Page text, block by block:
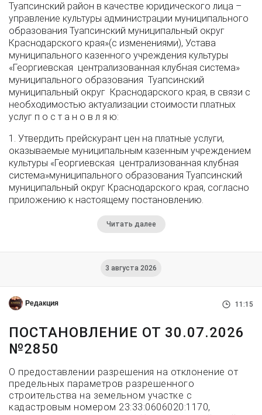
Туапсинский район в качестве юридического лица –
управление культуры администрации муниципального
образования Туапсинский муниципальный округ
Краснодарского края»(с изменениями), Устава
муниципального казенного учреждения культуры
«Георгиевская централизованная клубная система»
муниципального образования Туапсинский
муниципальный округ Краснодарского края, в связи с
необходимостью актуализации стоимости платных
услуг п о с т а н о в л я ю:
1. Утвердить прейскурант цен на платные услуги,
оказываемые муниципальным казенным учреждением
культуры «Георгиевская централизованная клубная
система»муниципального образования Туапсинский
муниципальный округ Краснодарского края, согласно
приложению к настоящему постановлению.
Читать далее
3 августа 2026
Редакция 11:15
ПОСТАНОВЛЕНИЕ ОТ 30.07.2026
№2850
О предоставлении разрешения на отклонение от
предельных параметров разрешенного
строительства на земельном участке с
кадастровым номером 23:33:0606020:1170,